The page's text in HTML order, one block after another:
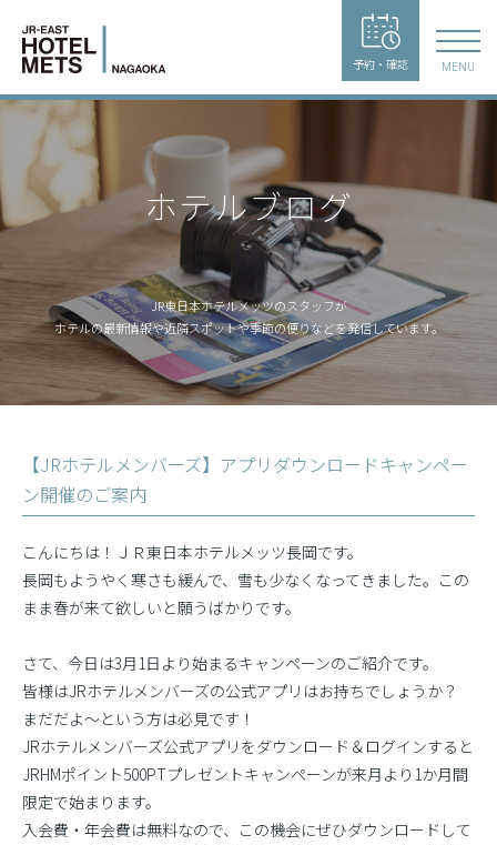
予約・確認 MENU
ホテルブログ
JR東日本ホテルメッツのスタッフが
ホテルの最新情報や近隣スポットや季節の便りなどを発信しています。
【JRホテルメンバーズ】アプリダウンロードキャンペー
ン開催のご案内
こんにちは！ＪＲ東日本ホテルメッツ長岡です。
長岡もようやく寒さも緩んで、雪も少なくなってきました。この
まま春が来て欲しいと願うばかりです。
さて、今日は3月1日より始まるキャンペーンのご紹介です。
皆様はJRホテルメンバーズの公式アプリはお持ちでしょうか？
まだだよ〜という方は必見です！
JRホテルメンバーズ公式アプリをダウンロード＆ログインすると
JRHMポイント500PTプレゼントキャンペーンが来月より1か月間
限定で始まります。
入会費・年会費は無料なので、この機会にぜひダウンロードして